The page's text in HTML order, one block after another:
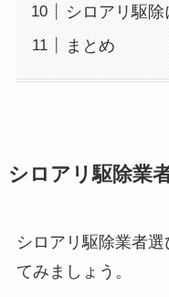
シロアリ駆
まとめ
シロアリ駆除業
シロアリ駆除業者
てみましょう。